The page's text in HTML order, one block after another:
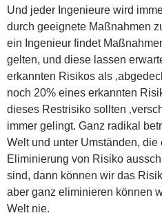
Und jeder Ingenieure wird
durch geeignete Maßnahmen
ein Ingenieur findet
gelten, und diese lassen
erkannten Risikos als
noch 20% eines erkannten
dieses Restrisiko sollten
immer gelingt. Ganz radikal
Welt und unter Umständen,
Eliminierung von Risiko
sind, dann können wir das
aber ganz eliminieren können
Welt nie.